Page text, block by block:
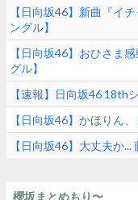
【日向坂46】新曲『イ
ングル】
【日向坂46】おひさま
グル】
【速報】日向坂46 18th
【日向坂46】かほりん
【日向坂46】大丈夫か
櫻坂まとめもり〜